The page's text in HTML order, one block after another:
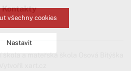
Kontakty
a mateřská škola Osová Bítýška
všechny cookies
Nastavit